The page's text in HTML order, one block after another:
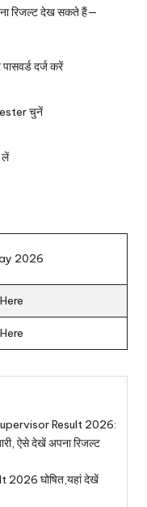
रिजल्ट देख सकते हैं—
दर्ज करें
चुनें
लें
2026
Result 2026:
ऐसे देखें अपना रिजल्ट
घोषित,यहां देखें